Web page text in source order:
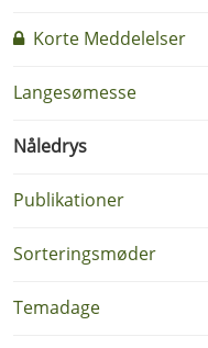
Korte Meddelelser
Langesømesse
Nåledrys
Publikationer
Sorteringsmøder
Temadage